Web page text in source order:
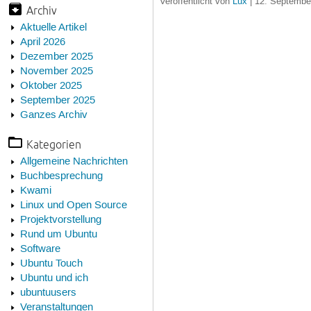
Archiv
Aktuelle Artikel
April 2026
Dezember 2025
November 2025
Oktober 2025
September 2025
Ganzes Archiv
Kategorien
Allgemeine Nachrichten
Buchbesprechung
Kwami
Linux und Open Source
Projektvorstellung
Rund um Ubuntu
Software
Ubuntu Touch
Ubuntu und ich
ubuntuusers
Veranstaltungen